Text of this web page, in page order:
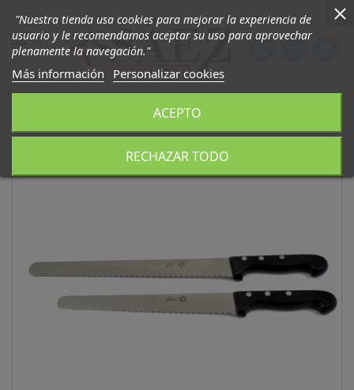

"Nuestra tienda usa cookies para mejorar la experiencia de
usuario y le recomendamos aceptar su uso para aprovechar
plenamente la navegación."
Más información Personalizar cookies
RECHAZAR TODO
ACEPTO